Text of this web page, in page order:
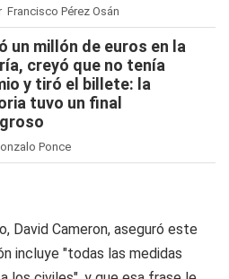
Francisco Pérez Osán
un millón de euros en la
creyó que no tenía
y tiró el billete: la
tuvo un final
Ponce
David Cameron, aseguró este
incluye "todas las medidas